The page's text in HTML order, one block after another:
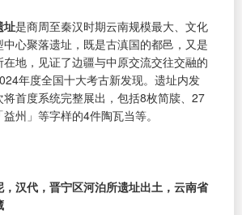
址是商周至秦汉时期云南规模最大、文化
心聚落遗址，既是古滇国的都邑，又是
地，见证了边疆与中原交流交往交融的
年度全国十大考古新发现。遗址内发
首度系统完整展出，包括8枚简牍、27
州」等字样的4件陶瓦当等。
，汉代，晋宁区河泊所遗址出土，云南省